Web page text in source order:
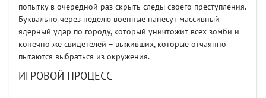
попытку в очередной раз скрыть следы своего преступления.
Буквально через неделю военные нанесут массивный
ядерный удар по городу, который уничтожит всех зомби и
конечно же свидетелей – выживших, которые отчаянно
пытаются выбраться из окружения.
ИГРОВОЙ ПРОЦЕСС